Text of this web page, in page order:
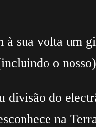
sua volta um
o
divisão do
na